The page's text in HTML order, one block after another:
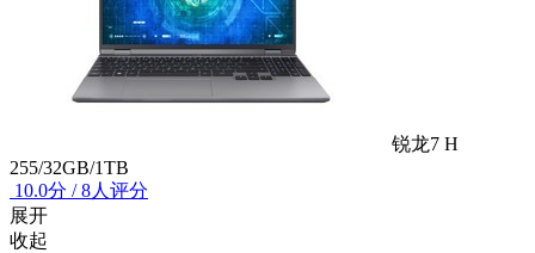
锐龙7 H
255/32GB/1TB
10.0分 /8人评分
展开
收起